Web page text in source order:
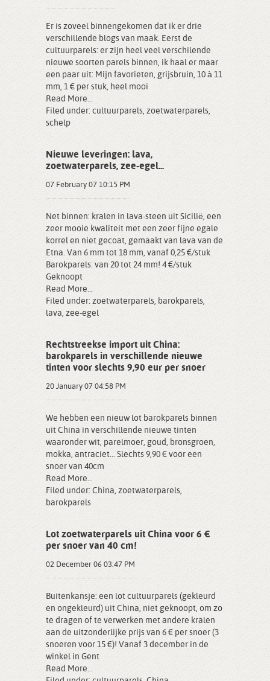
Er is zoveel binnengekomen dat ik er drie
verschillende blogs van maak. Eerst de
cultuurparels: er zijn heel veel verschilende
nieuwe soorten parels binnen, ik haal er maar
een paar uit: Mijn favorieten, grijsbruin, 10 à 11
mm, 1 € per stuk, heel mooi
Read More...
Filed under: cultuurparels, zoetwaterparels,
schelp
Nieuwe leveringen: lava,
zoetwaterparels, zee-egel...
07 February 07 10:15 PM
Net binnen: kralen in lava-steen uit Sicilië, een
zeer mooie kwaliteit met een zeer fijne egale
korrel en niet gecoat, gemaakt van lava van de
Etna. Van 6 mm tot 18 mm, vanaf 0,25 €/stuk
Barokparels: van 20 tot 24 mm! 4 €/stuk
Geknoopt
Read More...
Filed under: zoetwaterparels, barokparels,
lava, zee-egel
Rechtstreekse import uit China:
barokparels in verschillende nieuwe
tinten voor slechts 9,90 eur per snoer
20 January 07 04:58 PM
We hebben een nieuw lot barokparels binnen
uit China in verschillende nieuwe tinten
waaronder wit, parelmoer, goud, bronsgroen,
mokka, antraciet... Slechts 9,90 € voor een
snoer van 40cm
Read More...
Filed under: China, zoetwaterparels,
barokparels
Lot zoetwaterparels uit China voor 6 €
per snoer van 40 cm!
02 December 06 03:47 PM
Buitenkansje: een lot cultuurparels (gekleurd
en ongekleurd) uit China, niet geknoopt, om zo
te dragen of te verwerken met andere kralen
aan de uitzonderlijke prijs van 6 € per snoer (3
snoeren voor 15 €)! Vanaf 3 december in de
winkel in Gent
Read More...